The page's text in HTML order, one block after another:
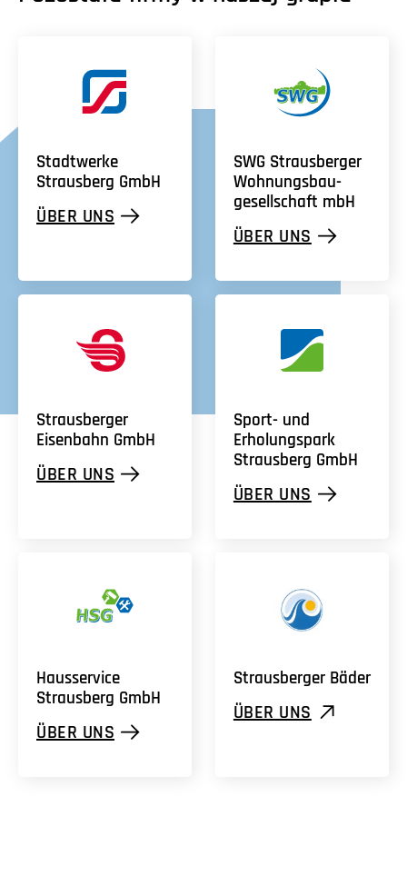
Stadtwerke
Strausberg GmbH
ÜBER UNS
SWG Strausberger
Wohnungs­bau­
gesellschaft mbH
ÜBER UNS
Strausberger
Eisenbahn GmbH
ÜBER UNS
Sport- und
Erholungspark
Strausberg GmbH
ÜBER UNS
Hausservice
Strausberg GmbH
ÜBER UNS
Strausberger Bäder
ÜBER UNS